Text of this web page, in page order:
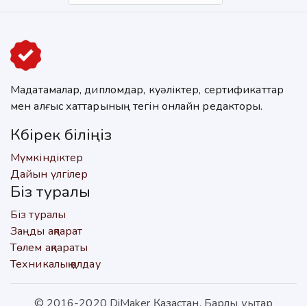
Мадақтамалар, дипломдар, куәліктер, сертификаттар
мен алғыс хаттарының тегін онлайн редакторы.
Көбірек біліңіз
Мүмкіндіктер
Дайын үлгілер
Біз туралы
Біз туралы
Заңды ақпарат
Төлем ақпараты
Техникалық қолдау
© 2016-2020 DiMaker Қазақстан. Барлық құқықтар